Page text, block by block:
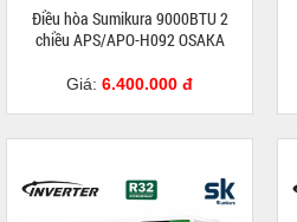
Điều hòa Sumikura 9000BTU 2
chiều APS/APO-H092 OSAKA
Giá: 6.400.000 đ